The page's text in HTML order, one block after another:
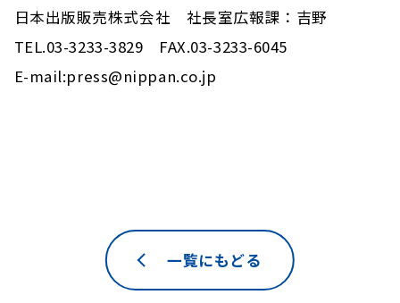
日本出版販売株式会社 社長室広報課：吉野
TEL.03-3233-3829 FAX.03-3233-6045
E-mail:press@nippan.co.jp
一覧にもどる